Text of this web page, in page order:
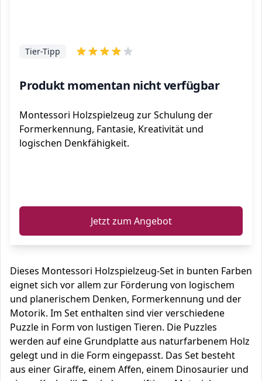
Produkt momentan nicht verfügbar
Tier-Tipp
Montessori Holzspielzeug zur Schulung der
Formerkennung, Fantasie, Kreativität und
logischen Denkfähigkeit.
Jetzt zum Angebot
Dieses Montessori Holzspielzeug-Set in bunten Farben
eignet sich vor allem zur Förderung von logischem
und planerischem Denken, Formerkennung und der
Motorik. Im Set enthalten sind vier verschiedene
Puzzle in Form von lustigen Tieren. Die Puzzles
werden auf eine Grundplatte aus naturfarbenem Holz
gelegt und in die Form eingepasst. Das Set besteht
aus einer Giraffe, einem Affen, einem Dinosaurier und